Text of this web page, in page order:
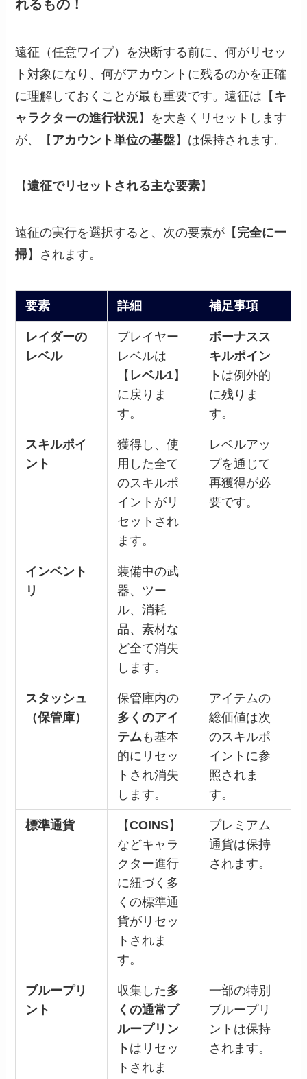
れるもの！
遠征（任意ワイプ）を決断する前に、何がリセッ
ト対象になり、何がアカウントに残るのかを正確
に理解しておくことが最も重要です。遠征は【 キ
ャラクターの進行状況】を大きくリセットします
が、【 アカウント単位の基盤】は保持されます。
【遠征でリセットされる主な要素】
遠征の実行を選択すると、次の要素が【 完全に一
掃】されます。
要素 詳細 補足事項
レイダーの
レベル
プレイヤー
レベルは
【 レベル1】
に戻りま
す。
ボーナスス
キルポイン
ト は例外的
に残りま
す。
スキルポイ
ント
獲得し、使
用した全て
のスキルポ
イントがリ
セットされ
ます。
レベルアッ
プを通じて
再獲得が必
要です。
インベント
リ
装備中の武
器、ツー
ル、消耗
品、素材な
ど全て消失
します。
スタッシュ
（保管庫）
保管庫内の
多くのアイ
テムも基本
的にリセッ
トされ消失
します。
アイテムの
総価値は次
のスキルポ
イントに参
照されま
す。
標準通貨 【COINS】
などキャラ
クター進行
に紐づく多
くの標準通
貨がリセッ
トされま
す。
プレミアム
通貨は保持
されます。
ブループリ
ント
収集した多
くの通常ブ
ループリン
ト はリセッ
トされま
一部の特別
ブループリ
ントは保持
されます。